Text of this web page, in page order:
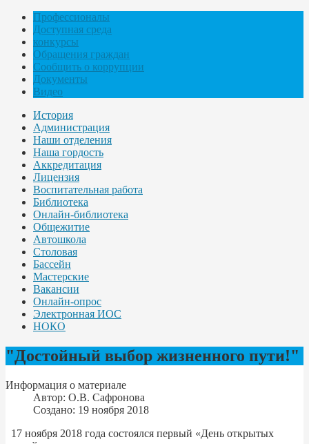
Профессионалы
Доступная среда
конкурсы
Обращения граждан
Сообщить о коррупции
Документы
Видео
История
Администрация
Наши отделения
Наша гордость
Аккредитация
Лицензия
Воспитательная работа
Библиотека
Онлайн-библиотека
Общежитие
Автошкола
Столовая
Бассейн
Мастерские
Вакансии
Онлайн-опрос
Электронная ИОС
НОКО
"Достойный выбор жизненного пути!"
Информация о материале
Автор: О.В. Сафронова
Создано: 19 ноября 2018
17 ноября 2018 года состоялся первый «День открытых